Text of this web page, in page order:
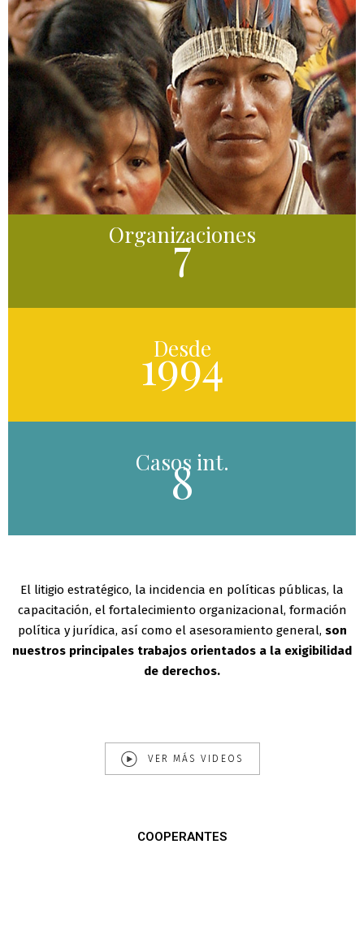
Organizaciones
7
Desde
1994
Casos int.
8
El litigio estratégico, la incidencia en políticas públicas, la
capacitación, el fortalecimiento organizacional, formación
política y jurídica, así como el asesoramiento general, son
nuestros principales trabajos orientados a la exigibilidad
de derechos.
VER MÁS VIDEOS
COOPERANTES